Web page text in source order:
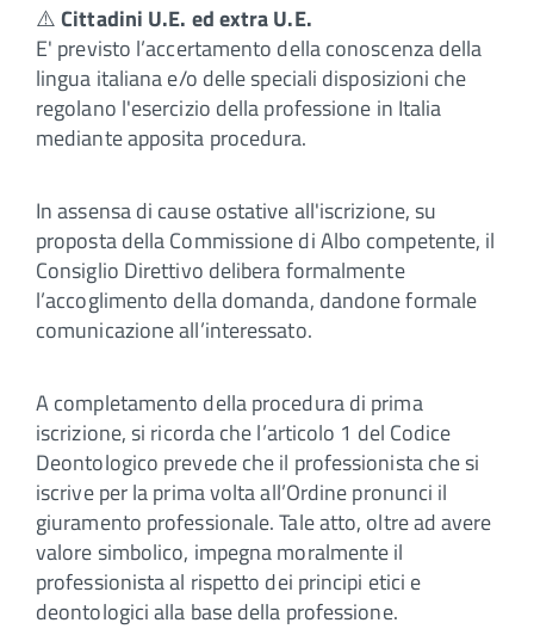
⚠️Cittadini U.E. ed extra U.E.
E' previsto l’accertamento della conoscenza della
lingua italiana e/o delle speciali disposizioni che
regolano l'esercizio della professione in Italia
mediante apposita procedura.
In assensa di cause ostative all'iscrizione, su
proposta della Commissione di Albo competente, il
Consiglio Direttivo delibera formalmente
l’accoglimento della domanda, dandone formale
comunicazione all’interessato.
A completamento della procedura di prima
iscrizione, si ricorda che l’articolo 1 del Codice
Deontologico prevede che il professionista che si
iscrive per la prima volta all’Ordine pronunci il
giuramento professionale. Tale atto, oltre ad avere
valore simbolico, impegna moralmente il
professionista al rispetto dei principi etici e
deontologici alla base della professione.